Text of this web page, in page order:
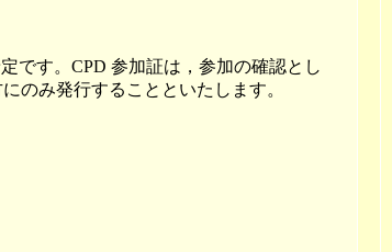
です。CPD 参加証は，参加の確認とし
のみ発行することといたします。